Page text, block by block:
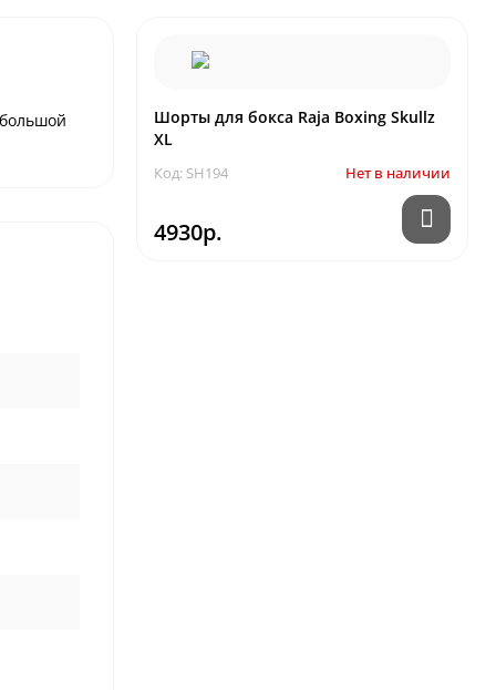
Шорты для бокса Raja Boxing Skullz
XL
Код: SH194 Нет в наличии
4930р.